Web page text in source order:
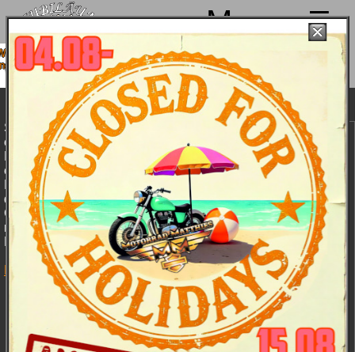
Menu
von 4. bis 15.08. Sommerpause
ab 18.08. wieder mit voller Power für
Euch da!
Harley-Davidson Dyna 2008
Harley-Davidson Dyna 2008:
→Dyna Fat Bob
Mit der neuen FXDF Dyna Fat Bob
gibt Harley-Davidson dem aktuellen
Dyna-Design neue aggressive
Impulse: Das bislang radikalste
Factory Custom Bike demonstriert
mit dem Doppelscheinwerfer, den
Breitreifen im 16-Zoll-Format und
anderen prägenden Stilelementen
coole Präsenz.
→ Stahlummantelte
Bremsleitungen:
Seit Jahren prägen
erstklassige
Fahreigenschaften und
ein einzigartiges
Fahrerlebnis das Image
der an starken
Charakteren wahrhaftig
nicht armen Dyna-
Baureihe.
FXDB Dyna Street Bob